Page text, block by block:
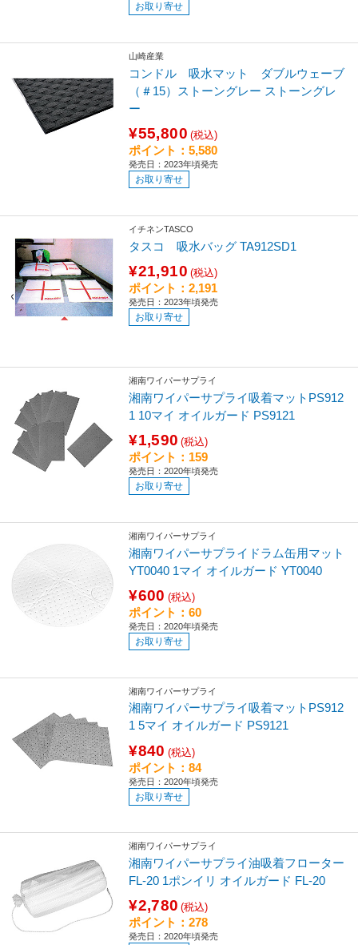
お取り寄せ
山崎産業
コンドル 吸水マット ダブルウェーブ
（＃15）ストーングレー ストーングレ
ー
¥55,800 (税込)
ポイント：5,580
発売日：2023年頃発売
お取り寄せ
イチネンTASCO
タスコ 吸水バッグ TA912SD1
¥21,910 (税込)
ポイント：2,191
発売日：2023年頃発売
お取り寄せ
湘南ワイパーサプライ
湘南ワイパーサプライ吸着マットPS912
1 10マイ オイルガード PS9121
¥1,590 (税込)
ポイント：159
発売日：2020年頃発売
お取り寄せ
湘南ワイパーサプライ
湘南ワイパーサプライドラム缶用マット
YT0040 1マイ オイルガード YT0040
¥600 (税込)
ポイント：60
発売日：2020年頃発売
お取り寄せ
湘南ワイパーサプライ
湘南ワイパーサプライ吸着マットPS912
1 5マイ オイルガード PS9121
¥840 (税込)
ポイント：84
発売日：2020年頃発売
お取り寄せ
湘南ワイパーサプライ
湘南ワイパーサプライ油吸着フローター
FL-20 1ポンイリ オイルガード FL-20
¥2,780 (税込)
ポイント：278
発売日：2020年頃発売